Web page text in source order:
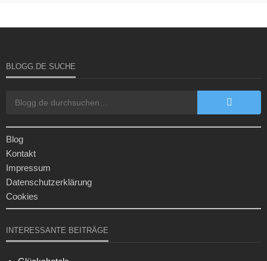
BLOGG.DE SUCHE
Blog
Kontakt
Impressum
Datenschutzerklärung
Cookies
INTERESSANTE BEITRÄGE